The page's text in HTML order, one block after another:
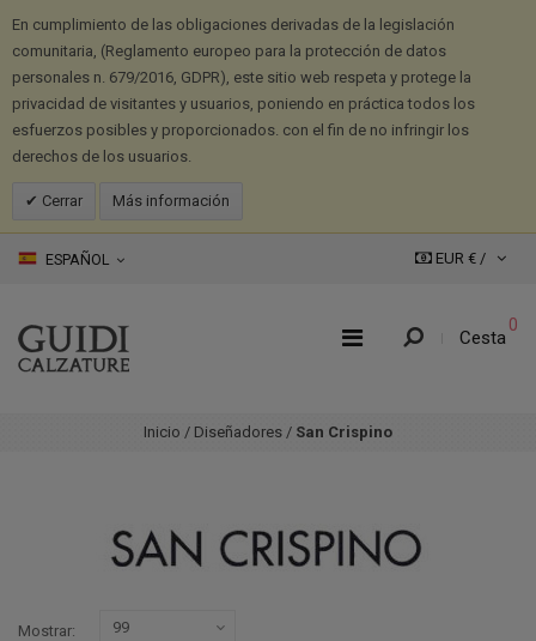
En cumplimiento de las obligaciones derivadas de la legislación
comunitaria, (Reglamento europeo para la protección de datos
personales n. 679/2016, GDPR), este sitio web respeta y protege la
privacidad de visitantes y usuarios, poniendo en práctica todos los
esfuerzos posibles y proporcionados. con el fin de no infringir los
derechos de los usuarios.
Cerrar Más información
ESPAÑOL EUR € /
Cesta
0
Inicio / Diseñadores / San Crispino
Mostrar